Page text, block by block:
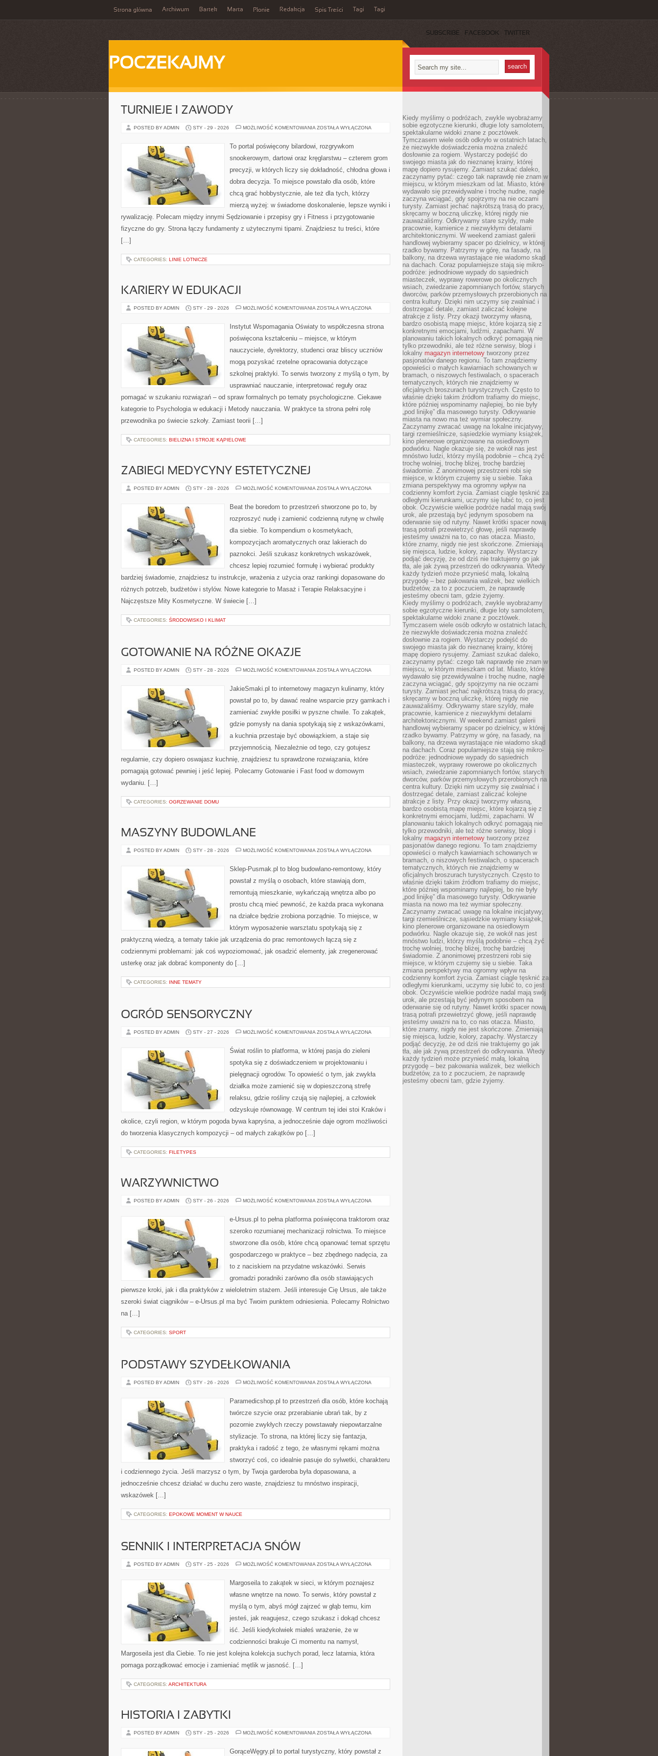
Strona główna Archiwum Bartek Marta Płonie Redakcja Spis Treści Tagi Tagi
SUBSCRIBE FACEBOOK TWITTER
POCZEKAJMY
TURNIEJE I ZAWODY
POSTED BY ADMIN STY - 29 - 2026 MOŻLIWOŚĆ KOMENTOWANIA TURNIEJE
ZOSTAŁA WYŁĄCZONA
To portal poświęcony bilardowi, rozgrywkom
snookerowym, dartowi oraz kręglarstwu – czterem grom
precyzji, w których liczy się dokładność, chłodna głowa i
dobra decyzja. To miejsce powstało dla osób, które
chcą grać hobbystycznie, ale też dla tych, którzy
mierzą wyżej: w świadome doskonalenie, lepsze wyniki i
rywalizację. Polecam między innymi Sędziowanie i przepisy gry i Fitness i przygotowanie
fizyczne do gry. Strona łączy fundamenty z użytecznymi tipami. Znajdziesz tu treści, które
[…]
CATEGORIES: LINIE LOTNICZE
KARIERY W EDUKACJI
POSTED BY ADMIN STY - 29 - 2026 MOŻLIWOŚĆ KOMENTOWANIA KARIERY
ZOSTAŁA WYŁĄCZONA
Instytut Wspomagania Oświaty to współczesna strona
poświęcona kształceniu – miejsce, w którym
nauczyciele, dyrektorzy, studenci oraz bliscy uczniów
mogą pozyskać rzetelne opracowania dotyczące
szkolnej praktyki. To serwis tworzony z myślą o tym, by
usprawniać nauczanie, interpretować reguły oraz
pomagać w szukaniu rozwiązań – od spraw formalnych po tematy psychologiczne. Ciekawe
kategorie to Psychologia w edukacji i Metody nauczania. W praktyce ta strona pełni rolę
przewodnika po świecie szkoły. Zamiast teorii […]
CATEGORIES: BIELIZNA I STROJE KĄPIELOWE
ZABIEGI MEDYCYNY ESTETYCZNEJ
POSTED BY ADMIN STY - 28 - 2026 MOŻLIWOŚĆ KOMENTOWANIA ZABIEGI
ZOSTAŁA WYŁĄCZONA
Beat the boredom to przestrzeń stworzone po to, by
rozproszyć nudę i zamienić codzienną rutynę w chwilę
dla siebie. To kompendium o kosmetykach,
kompozycjach aromatycznych oraz lakierach do
paznokci. Jeśli szukasz konkretnych wskazówek,
chcesz lepiej rozumieć formułę i wybierać produkty
bardziej świadomie, znajdziesz tu instrukcje, wrażenia z użycia oraz rankingi dopasowane do
różnych potrzeb, budżetów i stylów. Nowe kategorie to Masaż i Terapie Relaksacyjne i
Najczęstsze Mity Kosmetyczne. W świecie […]
CATEGORIES: ŚRODOWISKO I KLIMAT
GOTOWANIE NA RÓŻNE OKAZJE
POSTED BY ADMIN STY - 28 - 2026 MOŻLIWOŚĆ KOMENTOWANIA GOTOWANIE
ZOSTAŁA WYŁĄCZONA
JakieSmaki.pl to internetowy magazyn kulinarny, który
powstał po to, by dawać realne wsparcie przy garnkach i
zamieniać zwykłe posiłki w pyszne chwile. To zakątek,
gdzie pomysły na dania spotykają się z wskazówkami,
a kuchnia przestaje być obowiązkiem, a staje się
przyjemnością. Niezależnie od tego, czy gotujesz
regularnie, czy dopiero oswajasz kuchnię, znajdziesz tu sprawdzone rozwiązania, które
pomagają gotować pewniej i jeść lepiej. Polecamy Gotowanie i Fast food w domowym
wydaniu. […]
CATEGORIES: OGRZEWANIE DOMU
MASZYNY BUDOWLANE
POSTED BY ADMIN STY - 28 - 2026 MOŻLIWOŚĆ KOMENTOWANIA MASZYNY
ZOSTAŁA WYŁĄCZONA
Sklep-Pusmak.pl to blog budowlano-remontowy, który
powstał z myślą o osobach, które stawiają dom,
remontują mieszkanie, wykańczają wnętrza albo po
prostu chcą mieć pewność, że każda praca wykonana
na działce będzie zrobiona porządnie. To miejsce, w
którym wyposażenie warsztatu spotykają się z
praktyczną wiedzą, a tematy takie jak urządzenia do prac remontowych łączą się z
codziennymi problemami: jak coś wypoziomować, jak osadzić elementy, jak zregenerować
usterkę oraz jak dobrać komponenty do […]
CATEGORIES: INNE TEMATY
OGRÓD SENSORYCZNY
POSTED BY ADMIN STY - 27 - 2026 MOŻLIWOŚĆ KOMENTOWANIA OGRÓD
ZOSTAŁA WYŁĄCZONA
Świat roślin to platforma, w której pasja do zieleni
spotyka się z doświadczeniem w projektowaniu i
pielęgnacji ogrodów. To opowieść o tym, jak zwykła
działka może zamienić się w dopieszczoną strefę
relaksu, gdzie rośliny czują się najlepiej, a człowiek
odzyskuje równowagę. W centrum tej idei stoi Kraków i
okolice, czyli region, w którym pogoda bywa kapryśna, a jednocześnie daje ogrom możliwości
do tworzenia klasycznych kompozycji – od małych zakątków po […]
CATEGORIES: FILETYPES
WARZYWNICTWO
POSTED BY ADMIN STY - 26 - 2026 MOŻLIWOŚĆ KOMENTOWANIA WARZYWNICTWO
ZOSTAŁA WYŁĄCZONA
e-Ursus.pl to pełna platforma poświęcona traktorom oraz
szeroko rozumianej mechanizacji rolnictwa. To miejsce
stworzone dla osób, które chcą opanować temat sprzętu
gospodarczego w praktyce – bez zbędnego nadęcia, za
to z naciskiem na przydatne wskazówki. Serwis
gromadzi poradniki zarówno dla osób stawiających
pierwsze kroki, jak i dla praktyków z wieloletnim stażem. Jeśli interesuje Cię Ursus, ale także
szeroki świat ciągników – e-Ursus.pl ma być Twoim punktem odniesienia. Polecamy Rolnictwo
na […]
CATEGORIES: SPORT
PODSTAWY SZYDEŁKOWANIA
POSTED BY ADMIN STY - 26 - 2026 MOŻLIWOŚĆ KOMENTOWANIA PODSTAWY
ZOSTAŁA WYŁĄCZONA
Paramedicshop.pl to przestrzeń dla osób, które kochają
twórcze szycie oraz przerabianie ubrań tak, by z
pozornie zwykłych rzeczy powstawały niepowtarzalne
stylizacje. To strona, na której liczy się fantazja,
praktyka i radość z tego, że własnymi rękami można
stworzyć coś, co idealnie pasuje do sylwetki, charakteru
i codziennego życia. Jeśli marzysz o tym, by Twoja garderoba była dopasowana, a
jednocześnie chcesz działać w duchu zero waste, znajdziesz tu mnóstwo inspiracji,
wskazówek […]
CATEGORIES: EPOKOWE MOMENT W NAUCE
SENNIK I INTERPRETACJA SNÓW
POSTED BY ADMIN STY - 25 - 2026 MOŻLIWOŚĆ KOMENTOWANIA SENNIK
SNÓW
ZOSTAŁA WYŁĄCZONA
Margoseila to zakątek w sieci, w którym poznajesz
własne wnętrze na nowo. To serwis, który powstał z
myślą o tym, abyś mógł zajrzeć w głąb temu, kim
jesteś, jak reagujesz, czego szukasz i dokąd chcesz
iść. Jeśli kiedykolwiek miałeś wrażenie, że w
codzienności brakuje Ci momentu na namysł,
Margoseila jest dla Ciebie. To nie jest kolejna kolekcja suchych porad, lecz latarnia, która
pomaga porządkować emocje i zamieniać mętlik w jasność. […]
CATEGORIES: ARCHITEKTURA
HISTORIA I ZABYTKI
POSTED BY ADMIN STY - 25 - 2026 MOŻLIWOŚĆ KOMENTOWANIA HISTORIA
ZOSTAŁA WYŁĄCZONA
GorąceWęgry.pl to portal turystyczny, który powstał z
Kiedy myślimy o podróżach, zwykle wyobrażamy
sobie egzotyczne kierunki, długie loty samolotem,
spektakularne widoki znane z pocztówek.
Tymczasem wiele osób odkryło w ostatnich latach,
że niezwykłe doświadczenia można znaleźć
dosłownie za rogiem. Wystarczy podejść do
swojego miasta jak do nieznanej krainy, której
mapę dopiero rysujemy. Zamiast szukać daleko,
zaczynamy pytać: czego tak naprawdę nie znam w
miejscu, w którym mieszkam od lat. Miasto, które
wydawało się przewidywalne i trochę nudne, nagle
zaczyna wciągać, gdy spojrzymy na nie oczami
turysty. Zamiast jechać najkrótszą trasą do pracy,
skręcamy w boczną uliczkę, której nigdy nie
zauważaliśmy. Odkrywamy stare szyldy, małe
pracownie, kamienice z niezwykłymi detalami
architektonicznymi. W weekend zamiast galerii
handlowej wybieramy spacer po dzielnicy, w której
rzadko bywamy. Patrzymy w górę, na fasady, na
balkony, na drzewa wyrastające nie wiadomo skąd
na dachach. Coraz popularniejsze stają się mikro-
podróże: jednodniowe wypady do sąsiednich
miasteczek, wyprawy rowerowe po okolicznych
wsiach, zwiedzanie zapomnianych fortów, starych
dworców, parków przemysłowych przerobionych na
centra kultury. Dzięki nim uczymy się zwalniać i
dostrzegać detale, zamiast zaliczać kolejne
atrakcje z listy. Przy okazji tworzymy własną,
bardzo osobistą mapę miejsc, które kojarzą się z
konkretnymi emocjami, ludźmi, zapachami. W
planowaniu takich lokalnych odkryć pomagają nie
tylko przewodniki, ale też różne serwisy, blogi i
lokalny magazyn internetowy tworzony przez
pasjonatów danego regionu. To tam znajdziemy
opowieści o małych kawiarniach schowanych w
bramach, o niszowych festiwalach, o spacerach
tematycznych, których nie znajdziemy w
oficjalnych broszurach turystycznych. Często to
właśnie dzięki takim źródłom trafiamy do miejsc,
które później wspominamy najlepiej, bo nie były
„pod linijkę” dla masowego turysty. Odkrywanie
miasta na nowo ma też wymiar społeczny.
Zaczynamy zwracać uwagę na lokalne inicjatywy,
targi rzemieślnicze, sąsiedzkie wymiany książek,
kino plenerowe organizowane na osiedlowym
podwórku. Nagle okazuje się, że wokół nas jest
mnóstwo ludzi, którzy myślą podobnie – chcą żyć
trochę wolniej, trochę bliżej, trochę bardziej
świadomie. Z anonimowej przestrzeni robi się
miejsce, w którym czujemy się u siebie. Taka
zmiana perspektywy ma ogromny wpływ na
codzienny komfort życia. Zamiast ciągle tęsknić za
odległymi kierunkami, uczymy się lubić to, co jest
obok. Oczywiście wielkie podróże nadal mają swój
urok, ale przestają być jedynym sposobem na
oderwanie się od rutyny. Nawet krótki spacer nową
trasą potrafi przewietrzyć głowę, jeśli naprawdę
jesteśmy uważni na to, co nas otacza. Miasto,
które znamy, nigdy nie jest skończone. Zmieniają
się miejsca, ludzie, kolory, zapachy. Wystarczy
podjąć decyzję, że od dziś nie traktujemy go jak
tła, ale jak żywą przestrzeń do odkrywania. Wtedy
każdy tydzień może przynieść małą, lokalną
przygodę – bez pakowania walizek, bez wielkich
budżetów, za to z poczuciem, że naprawdę
jesteśmy obecni tam, gdzie żyjemy.
Kiedy myślimy o podróżach, zwykle wyobrażamy
sobie egzotyczne kierunki, długie loty samolotem,
spektakularne widoki znane z pocztówek.
Tymczasem wiele osób odkryło w ostatnich latach,
że niezwykłe doświadczenia można znaleźć
dosłownie za rogiem. Wystarczy podejść do
swojego miasta jak do nieznanej krainy, której
mapę dopiero rysujemy. Zamiast szukać daleko,
zaczynamy pytać: czego tak naprawdę nie znam w
miejscu, w którym mieszkam od lat. Miasto, które
wydawało się przewidywalne i trochę nudne, nagle
zaczyna wciągać, gdy spojrzymy na nie oczami
turysty. Zamiast jechać najkrótszą trasą do pracy,
skręcamy w boczną uliczkę, której nigdy nie
zauważaliśmy. Odkrywamy stare szyldy, małe
pracownie, kamienice z niezwykłymi detalami
architektonicznymi. W weekend zamiast galerii
handlowej wybieramy spacer po dzielnicy, w której
rzadko bywamy. Patrzymy w górę, na fasady, na
balkony, na drzewa wyrastające nie wiadomo skąd
na dachach. Coraz popularniejsze stają się mikro-
podróże: jednodniowe wypady do sąsiednich
miasteczek, wyprawy rowerowe po okolicznych
wsiach, zwiedzanie zapomnianych fortów, starych
dworców, parków przemysłowych przerobionych na
centra kultury. Dzięki nim uczymy się zwalniać i
dostrzegać detale, zamiast zaliczać kolejne
atrakcje z listy. Przy okazji tworzymy własną,
bardzo osobistą mapę miejsc, które kojarzą się z
konkretnymi emocjami, ludźmi, zapachami. W
planowaniu takich lokalnych odkryć pomagają nie
tylko przewodniki, ale też różne serwisy, blogi i
lokalny magazyn internetowy tworzony przez
pasjonatów danego regionu. To tam znajdziemy
opowieści o małych kawiarniach schowanych w
bramach, o niszowych festiwalach, o spacerach
tematycznych, których nie znajdziemy w
oficjalnych broszurach turystycznych. Często to
właśnie dzięki takim źródłom trafiamy do miejsc,
które później wspominamy najlepiej, bo nie były
„pod linijkę” dla masowego turysty. Odkrywanie
miasta na nowo ma też wymiar społeczny.
Zaczynamy zwracać uwagę na lokalne inicjatywy,
targi rzemieślnicze, sąsiedzkie wymiany książek,
kino plenerowe organizowane na osiedlowym
podwórku. Nagle okazuje się, że wokół nas jest
mnóstwo ludzi, którzy myślą podobnie – chcą żyć
trochę wolniej, trochę bliżej, trochę bardziej
świadomie. Z anonimowej przestrzeni robi się
miejsce, w którym czujemy się u siebie. Taka
zmiana perspektywy ma ogromny wpływ na
codzienny komfort życia. Zamiast ciągle tęsknić za
odległymi kierunkami, uczymy się lubić to, co jest
obok. Oczywiście wielkie podróże nadal mają swój
urok, ale przestają być jedynym sposobem na
oderwanie się od rutyny. Nawet krótki spacer nową
trasą potrafi przewietrzyć głowę, jeśli naprawdę
jesteśmy uważni na to, co nas otacza. Miasto,
które znamy, nigdy nie jest skończone. Zmieniają
się miejsca, ludzie, kolory, zapachy. Wystarczy
podjąć decyzję, że od dziś nie traktujemy go jak
tła, ale jak żywą przestrzeń do odkrywania. Wtedy
każdy tydzień może przynieść małą, lokalną
przygodę – bez pakowania walizek, bez wielkich
budżetów, za to z poczuciem, że naprawdę
jesteśmy obecni tam, gdzie żyjemy.